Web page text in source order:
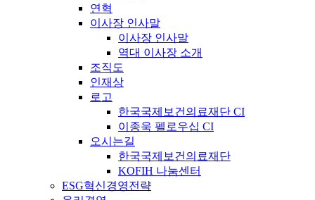
연혁
이사장 인사말
이사장 인사말
역대 이사장 소개
조직도
인재상
로고
한국국제보건의료재단 CI
이종욱 펠로우십 CI
오시는길
한국국제보건의료재단
KOFIH 나눔센터
ESG혁신경영전략